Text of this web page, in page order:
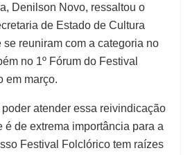
Denilson Novo, ressaltou o
de Estado de Cultura
se reuniram com a categoria no
no 1º Fórum do Festival
em março.
atender essa reivindicação
é de extrema importância para a
Festival Folclórico tem raízes